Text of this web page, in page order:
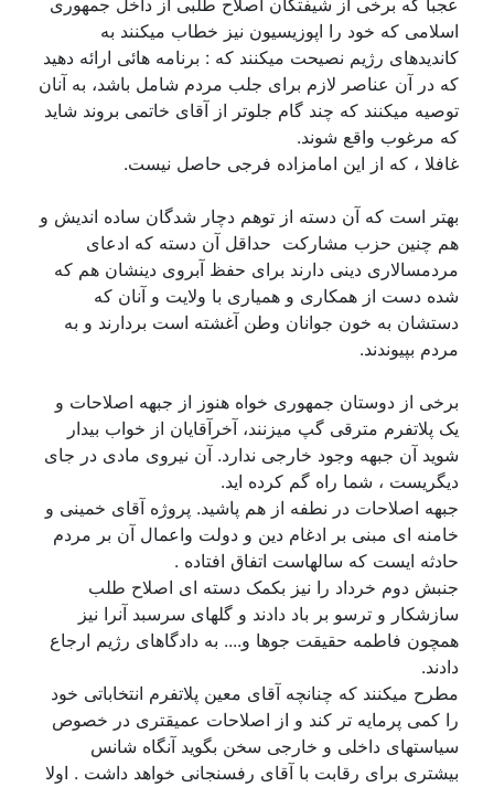
عجبا که برخی از شیفتگان اصلاح طلبی از داخل جمهوری
اسلامی که خود را اپوزیسیون نیز خطاب میکنند به
کاندیدهای رژیم نصیحت میکنند که : برنامه هائی ارائه دهید
که در آن عناصر لازم برای جلب مردم شامل باشد، به آنان
توصیه میکنند که چند گام جلوتر از آقای خاتمی بروند شاید
که مرغوب واقع شوند.
غافلا ، که از این امامزاده فرجی حاصل نیست.
بهتر است که آن دسته از توهم دچار شدگان ساده اندیش و
هم چنین حزب مشارکت حداقل آن دسته که ادعای
مردمسالاری دینی دارند برای حفظ آبروی دینشان هم که
شده دست از همکاری و همیاری با ولایت و آنان که
دستشان به خون جوانان وطن آغشته است بردارند و به
مردم بپیوندند.
برخی از دوستان جمهوری خواه هنوز از جبهه اصلاحات و
یک پلاتفرم مترقی گپ میزنند، آخرآقایان از خواب بیدار
شوید آن جبهه وجود خارجی ندارد. آن نیروی مادی در جای
دیگریست ، شما راه گم کرده اید.
جبهه اصلاحات در نطفه از هم پاشید. پروژه آقای خمینی و
خامنه ای مبنی بر ادغام دین و دولت واعمال آن بر مردم
حادثه ایست که سالهاست اتفاق افتاده .
جنبش دوم خرداد را نیز بکمک دسته ای اصلاح طلب
سازشکار و ترسو بر باد دادند و گلهای سرسبد آنرا نیز
همچون فاطمه حقیقت جوها و.... به دادگاهای رژیم ارجاع
دادند.
مطرح میکنند که چنانچه آقای معین پلاتفرم انتخاباتی خود
را کمی پرمایه تر کند و از اصلاحات عمیقتری در خصوص
سیاستهای داخلی و خارجی سخن بگوید آنگاه شانس
بیشتری برای رقابت با آقای رفسنجانی خواهد داشت . اولا